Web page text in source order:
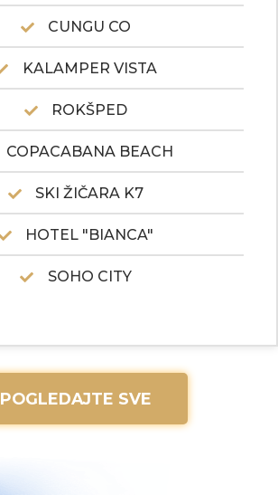
CUNGU CO
KALAMPER VISTA
ROKŠPED
COPACABANA BEACH
SKI ŽIČARA K7
HOTEL "BIANCA"
SOHO CITY
POGLEDAJTE SVE